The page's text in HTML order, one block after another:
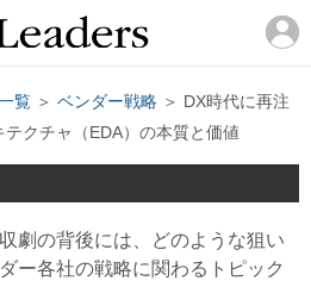
覧 ＞ ベンダー戦略 ＞ DX時代に再注
クチャ（EDA）の本質と価値
劇の背後には、どのような狙い
ー各社の戦略に関わるトピック